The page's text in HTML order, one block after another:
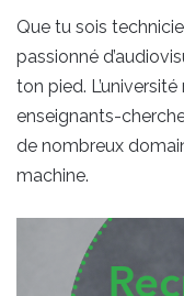
Que tu sois
passionné
ton pied.
enseignants-
de nombreux
machine.